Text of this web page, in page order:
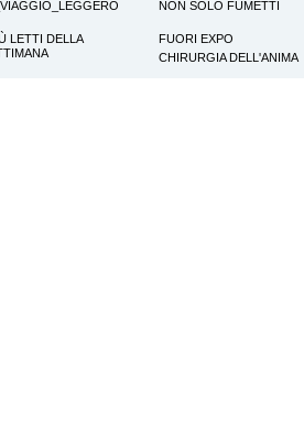
NON SOLO FUMETTI
LETTI DELLA
FUORI EXPO
CHIRURGIA DELL'ANIMA